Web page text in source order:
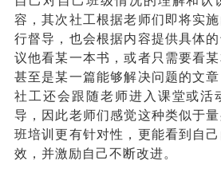
容 ，其次社工根据老师们即将实
行督导 ， 也会根据内容提供具体
议他看某一本书，或者只需要看某
甚至是某一篇能够解决问题的文章
社工还会跟随老师进入课堂或活
导 ， 因此老师们感觉这种类似于
班培训更有针对性，更能看到自
效，并激励自己不断改进。